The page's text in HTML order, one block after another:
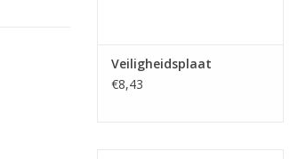
Veiligheidsplaat
€8,43